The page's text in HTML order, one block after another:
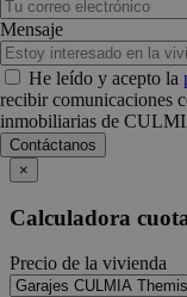
Mensaje
He leído y acepto la
recibir comunicaciones
inmobiliarias de
×
Calculadora
Precio de la vivienda